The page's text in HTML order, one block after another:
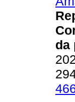
da